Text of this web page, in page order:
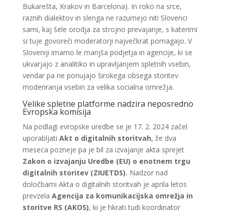
Bukarešta, Krakov in Barcelona). In roko na srce,
raznih dialektov in slenga ne razumejo niti Slovenci
sami, kaj šele orodja za strojno prevajanje, s katerimi
si tuje govoreči moderatorji največkrat pomagajo. V
Sloveniji imamo le manjša podjetja in agencije, ki se
ukvarjajo z analitiko in upravljanjem spletnih vsebin,
vendar pa ne ponujajo širokega obsega storitev
moderiranja vsebin za velika socialna omrežja.
Velike spletne platforme nadzira neposredno
Evropska komisija
Na podlagi evropske uredbe se je 17. 2. 2024 začel
uporabljati Akt o digitalnih storitvah, že dva
meseca pozneje pa je bil za izvajanje akta sprejet
Zakon o izvajanju Uredbe (EU) o enotnem trgu
digitalnih storitev (ZIUETDS). Nadzor nad
določbami Akta o digitalnih storitvah je aprila letos
prevzela Agencija za komunikacijska omrežja in
storitve RS (AKOS), ki je hkrati tudi koordinator